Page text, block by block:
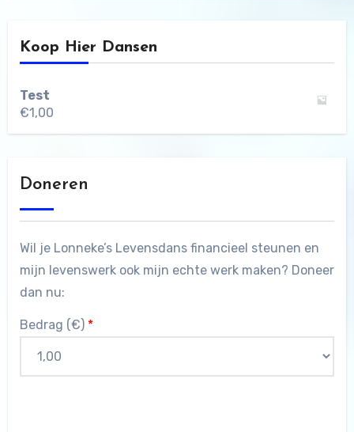
Koop Hier Dansen
Test
€1,00
Doneren
Wil je Lonneke’s Levensdans financieel steunen en
mijn levenswerk ook mijn echte werk maken? Doneer
dan nu:
Bedrag (€) *